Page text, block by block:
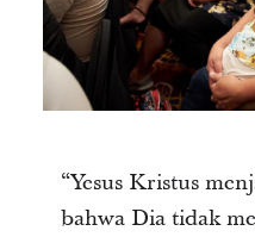
“Yesus Kristus
bahwa Dia tidak